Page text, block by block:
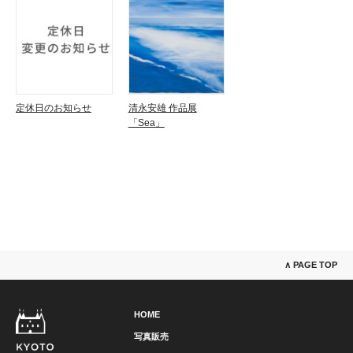
定休日のお知らせ
清永安雄 作品展
「Sea」
∧ PAGE TOP
HOME
写真販売